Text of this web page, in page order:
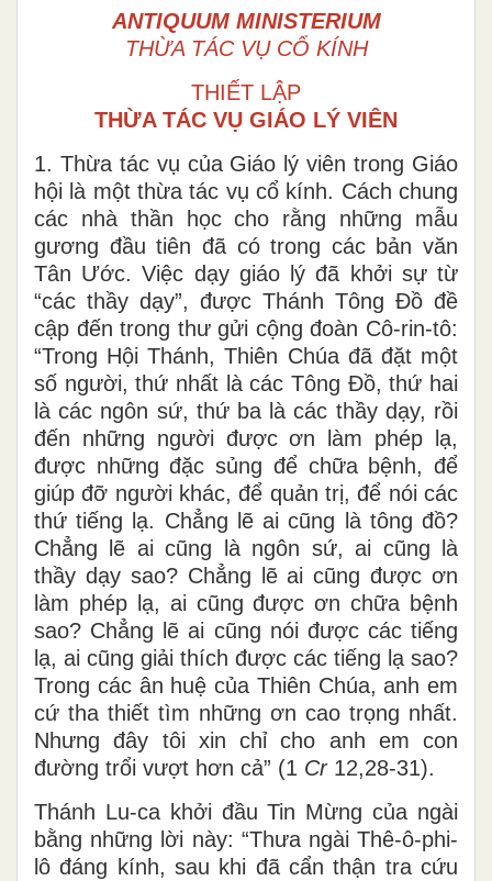
ANTIQUUM MINISTERIUM
THỪA TÁC VỤ CỔ KÍNH
THIẾT LẬP
THỪA TÁC VỤ GIÁO LÝ VIÊN
1. Thừa tác vụ của Giáo lý viên trong Giáo
hội là một thừa tác vụ cổ kính. Cách chung
các nhà thần học cho rằng những mẫu
gương đầu tiên đã có trong các bản văn
Tân Ước. Việc dạy giáo lý đã khởi sự từ
“các thầy dạy”, được Thánh Tông Đồ đề
cập đến trong thư gửi cộng đoàn Cô-rin-tô:
“Trong Hội Thánh, Thiên Chúa đã đặt một
số người, thứ nhất là các Tông Đồ, thứ hai
là các ngôn sứ, thứ ba là các thầy dạy, rồi
đến những người được ơn làm phép lạ,
được những đặc sủng để chữa bệnh, để
giúp đỡ người khác, để quản trị, để nói các
thứ tiếng lạ. Chẳng lẽ ai cũng là tông đồ?
Chẳng lẽ ai cũng là ngôn sứ, ai cũng là
thầy dạy sao? Chẳng lẽ ai cũng được ơn
làm phép lạ, ai cũng được ơn chữa bệnh
sao? Chẳng lẽ ai cũng nói được các tiếng
lạ, ai cũng giải thích được các tiếng lạ sao?
Trong các ân huệ của Thiên Chúa, anh em
cứ tha thiết tìm những ơn cao trọng nhất.
Nhưng đây tôi xin chỉ cho anh em con
đường trổi vượt hơn cả” (1 Cr12,28-31).
Thánh Lu-ca khởi đầu Tin Mừng của ngài
bằng những lời này: “Thưa ngài Thê-ô-phi-
lô đáng kính, sau khi đã cẩn thận tra cứu